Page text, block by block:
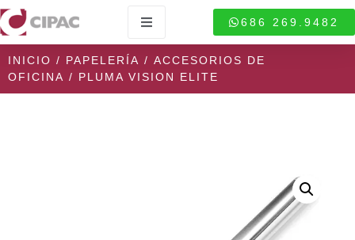
686 269.9482
INICIO / PAPELERÍA / ACCESORIOS DE
OFICINA / PLUMA VISION ELITE